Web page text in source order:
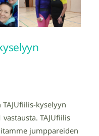
kyselyyn
TAJUfiilis
jumppareiden